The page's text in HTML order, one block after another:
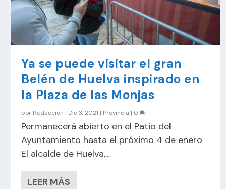
Ya se puede visitar el gran
Belén de Huelva inspirado en
la Plaza de las Monjas
por Redacción | Dic 3, 2021 | Provincia | 0
Permanecerá abierto en el Patio del
Ayuntamiento hasta el próximo 4 de enero
El alcalde de Huelva,...
LEER MÁS